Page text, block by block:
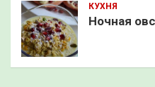
КУХНЯ
Ночная